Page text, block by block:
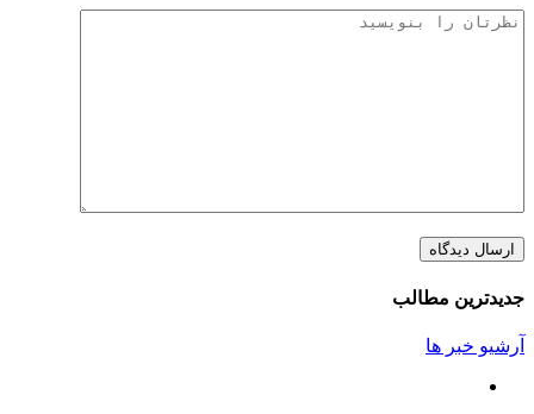
جدیدترین مطالب
آرشیو خبر ها